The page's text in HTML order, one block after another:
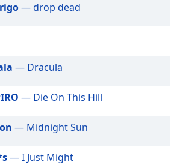
— drop dead
— Dracula
— Die On This Hill
— Midnight Sun
— I Just Might